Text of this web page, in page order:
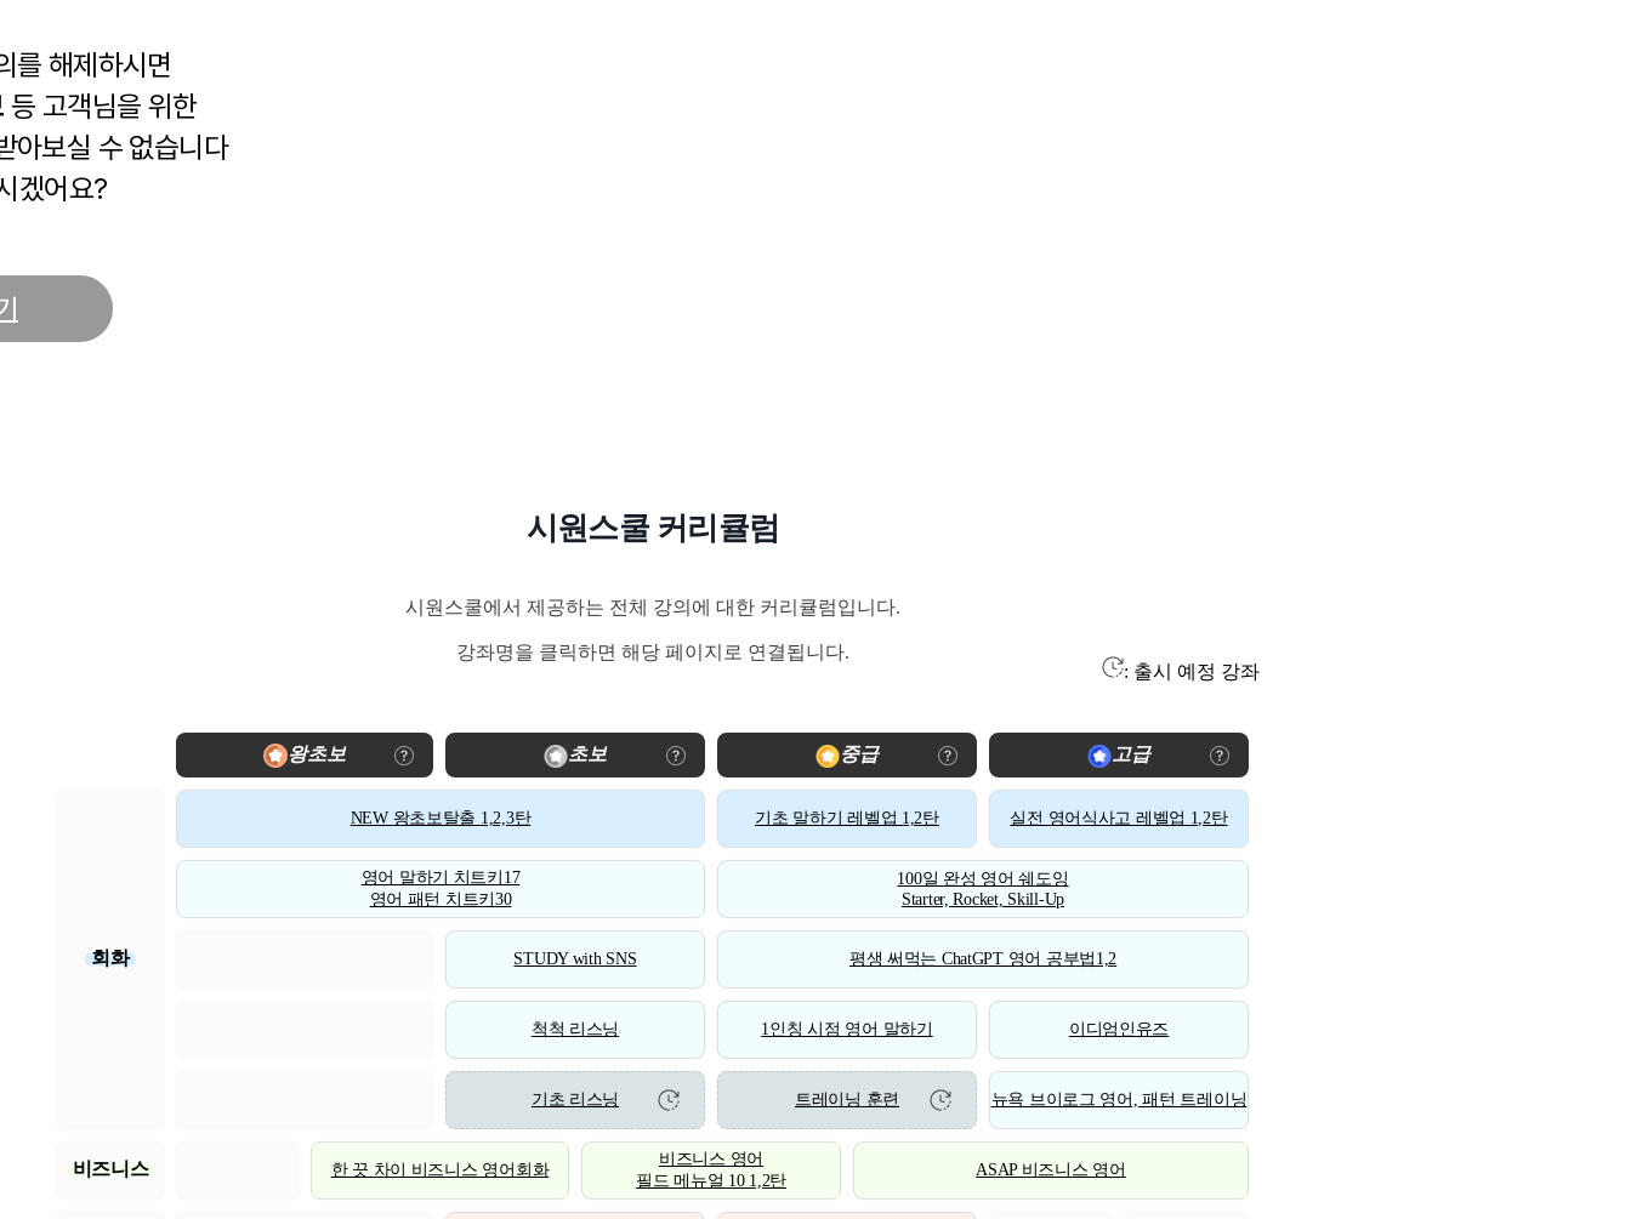
를 해제하시면
등 고객님을 위한
아보실 수 없습니다
겠어요?
시원스쿨 커리큘럼
시원스쿨에서 제공하는 전체 강의에 대한 커리큘럼입니다.
강좌명을 클릭하면 해당 페이지로 연결됩니다.
: 출시 예정 강좌
왕초보 초보 중급 고급
회화
NEW 왕초보탈출 1,2,3탄 기초 말하기 레벨업 1,2탄 실전 영어식사고 레벨업 1,2탄
영어 말하기 치트키17
영어 패턴 치트키30
100일 완성 영어 쉐도잉
Starter, Rocket, Skill-Up
STUDY with SNS 평생 써먹는 ChatGPT 영어 공부법1,2
척척 리스닝 1인칭 시점 영어 말하기 이디엄인유즈
기초 리스닝 트레이닝 훈련 뉴욕 브이로그 영어, 패턴 트레이닝
비즈니스 한 끗 차이 비즈니스 영어회화
비즈니스 영어
필드 메뉴얼 10 1,2탄
ASAP 비즈니스 영어